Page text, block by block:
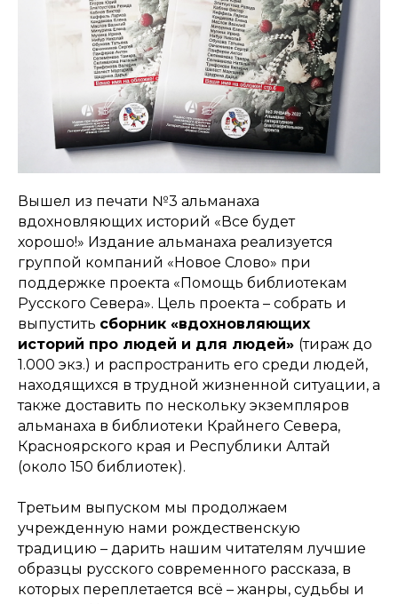
Вышел из печати №3 альманаха
вдохновляющих историй «Все будет
хорошо!» Издание альманаха реализуется
группой компаний «Новое Слово» при
поддержке проекта «Помощь библиотекам
Русского Севера». Цель проекта – собрать и
выпустить сборник «вдохновляющих
историй про людей и для людей» (тираж до
1.000 экз.) и распространить его среди людей,
находящихся в трудной жизненной ситуации, а
также доставить по нескольку экземпляров
альманаха в библиотеки Крайнего Севера,
Красноярского края и Республики Алтай
(около 150 библиотек).
Третьим выпуском мы продолжаем
учрежденную нами рождественскую
традицию – дарить нашим читателям лучшие
образцы русского современного рассказа, в
которых переплетается всё – жанры, судьбы и